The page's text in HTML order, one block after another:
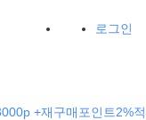
로그인
+재구매포인트2%적